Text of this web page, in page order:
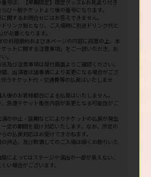
号は、【早期限定】限定グッズ&お見送り付き
び一般チケットより後の番号になります。
関するお問合せにはお答えできません。
リンク制となり、ご入場時に別途ドリンク代と
が必要となります。
の利用規約および本ページの内容に同意の上、本
ットに関する注意事項」をご一読いただき、お
。
及び注意事項は受付画面よりご確認ください。
、出演者は諸事情により変更になる場合がござ
うチケット代・交通費等の払戻はいたしませ
後のお客様都合による払戻はいたしません。
急遽チケット販売内容が変更となる可能性がご
の中止・延期などによりチケットの払戻が発生
一定の期間を設け対応いたします。なお、所定の
の払戻対応はお受けできかねます。
持込、及び飲酒してのご入場は固くお断りいた
によってはステージや演出の一部が見えない、
い場合がございます。